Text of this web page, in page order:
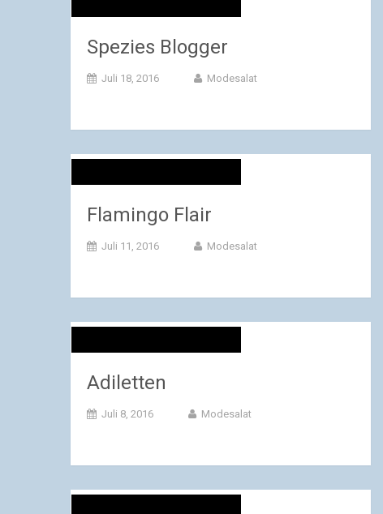
Spezies Blogger
Juli 18, 2016 Modesalat
Flamingo Flair
Juli 11, 2016 Modesalat
Adiletten
Juli 8, 2016 Modesalat